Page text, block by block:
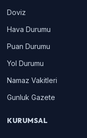
Doviz
Hava Durumu
Puan Durumu
Yol Durumu
Namaz Vakitleri
Gunluk Gazete
KURUMSAL